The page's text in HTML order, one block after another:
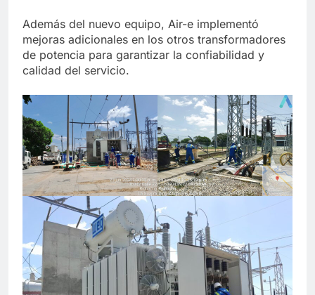
Además del nuevo equipo, Air-e implementó
mejoras adicionales en los otros transformadores
de potencia para garantizar la confiabilidad y
calidad del servicio.